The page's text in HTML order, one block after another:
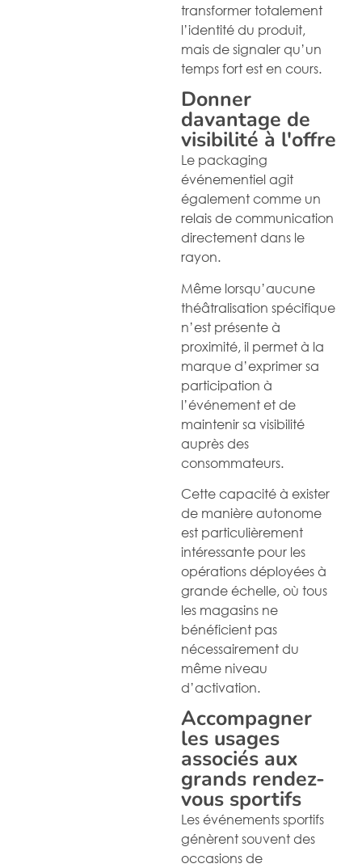
transformer totalement
l’identité du produit,
mais de signaler qu’un
temps fort est en cours.
Donner
davantage de
visibilité à l'offre
Le packaging
événementiel agit
également comme un
relais de communication
directement dans le
rayon.
Même lorsqu’aucune
théâtralisation spécifique
n’est présente à
proximité, il permet à la
marque d’exprimer sa
participation à
l’événement et de
maintenir sa visibilité
auprès des
consommateurs.
Cette capacité à exister
de manière autonome
est particulièrement
intéressante pour les
opérations déployées à
grande échelle, où tous
les magasins ne
bénéficient pas
nécessairement du
même niveau
d’activation.
Accompagner
les usages
associés aux
grands rendez-
vous sportifs
Les événements sportifs
génèrent souvent des
occasions de